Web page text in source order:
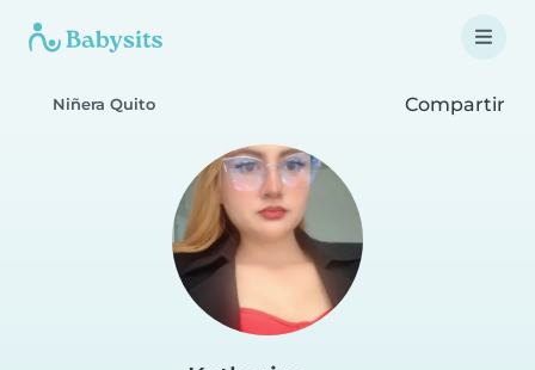
Niñera Quito Compartir